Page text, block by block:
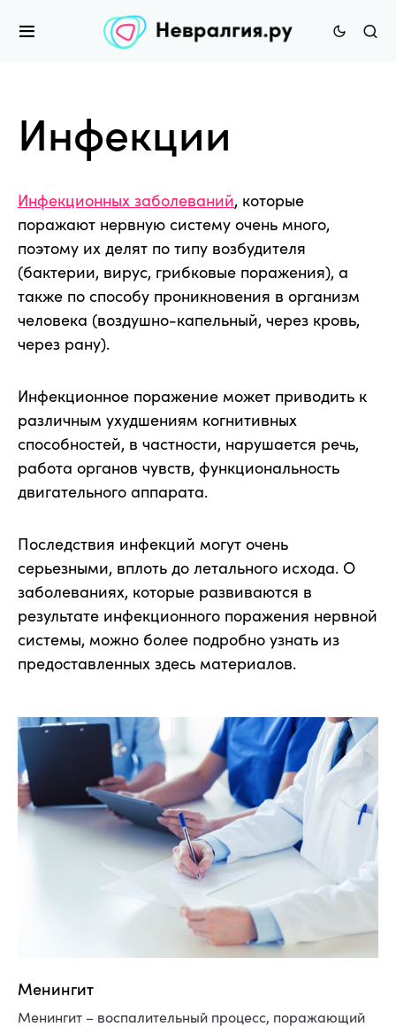
Инфекции
Инфекционных заболеваний, которые
поражают нервную систему очень много,
поэтому их делят по типу возбудителя
(бактерии, вирус, грибковые поражения), а
также по способу проникновения в организм
человека (воздушно-капельный, через кровь,
через рану).
Инфекционное поражение может приводить к
различным ухудшениям когнитивных
способностей, в частности, нарушается речь,
работа органов чувств, функциональность
двигательного аппарата.
Последствия инфекций могут очень
серьезными, вплоть до летального исхода. О
заболеваниях, которые развиваются в
результате инфекционного поражения нервной
системы, можно более подробно узнать из
предоставленных здесь материалов.
Менингит
Менингит – воспалительный процесс, поражающий